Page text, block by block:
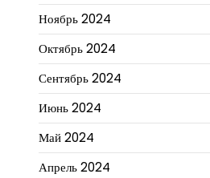
Ноябрь 2024
Октябрь 2024
Сентябрь 2024
Июнь 2024
Май 2024
Апрель 2024